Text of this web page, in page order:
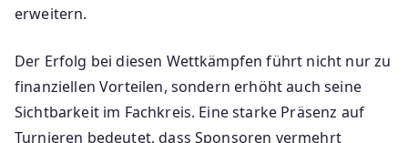
erweitern.
Der Erfolg bei diesen Wettkämpfen führt nicht nur zu
finanziellen Vorteilen, sondern erhöht auch seine
Sichtbarkeit im Fachkreis. Eine starke Präsenz auf
Turnieren bedeutet, dass Sponsoren vermehrt